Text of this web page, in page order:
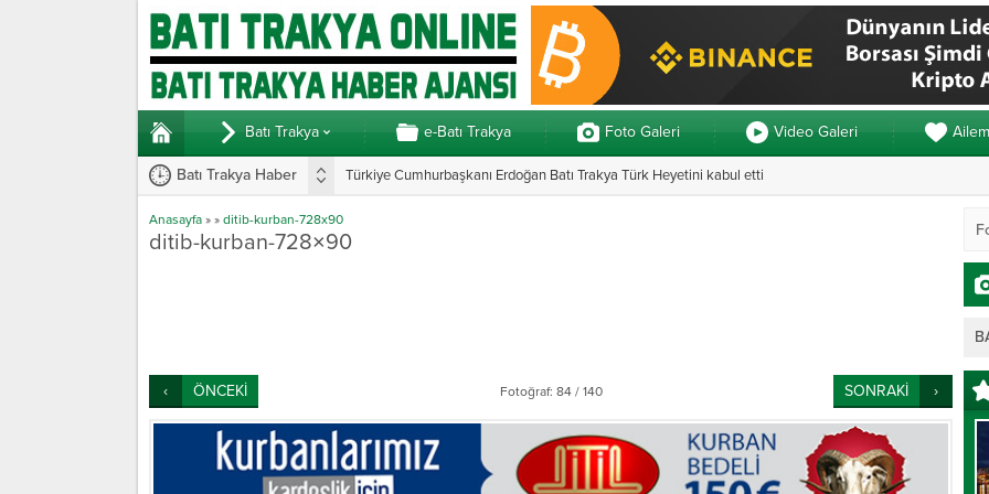
Batı Trakya e-Batı Trakya Foto Galeri Video Galeri Ailem
Batı Trakya Haber Türkiye Cumhurbaşkanı Erdoğan Batı Trakya Türk Heyetini kabul etti
Anasayfa » » ditib-kurban-728x90
ditib-kurban-728×90
ÖNCEKİ Fotoğraf: 84 / 140 SONRAKİ